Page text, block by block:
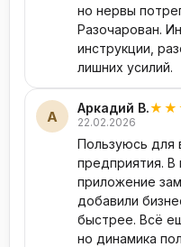
Безопасность
Приложение
шифрование данных,
SMS и
клиентов хранятся на
Нужна ли карта для
телефона,
потере телефона?
колл-центр или в
но нервы
Разочарован.
инструкции,
лишних усилий.
А Аркадий В.
22.02.2026
Пользуюсь для
предприятия.
приложение
добавили
быстрее. Всё
но динамика